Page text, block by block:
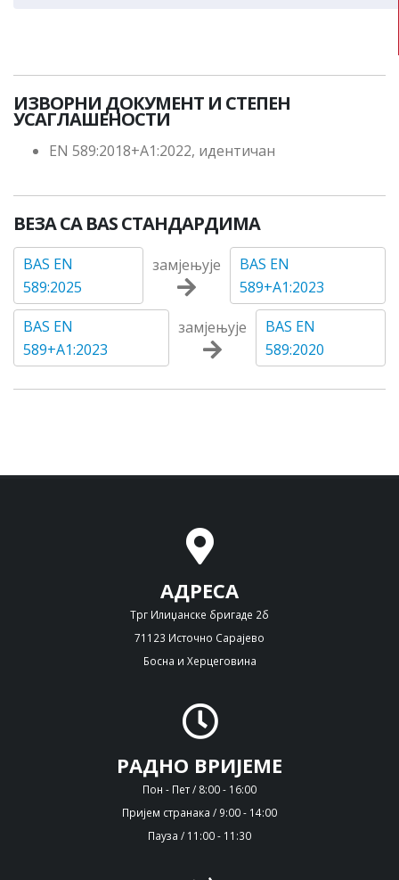
ИЗВОРНИ ДОКУМЕНТ И СТЕПЕН
УСАГЛАШЕНОСТИ
EN 589:2018+A1:2022, идентичан
ВЕЗА СА BAS СТАНДАРДИМА
BAS EN
589:2025
замјењује
BAS EN
589+A1:2023
BAS EN
589+A1:2023
замјењује
BAS EN
589:2020
АДРЕСА
Трг Илиџанске бригаде 2б
71123 Источно Сарајево
Босна и Херцеговина
РАДНО ВРИЈЕМЕ
Пон - Пет / 8:00 - 16:00
Пријем странака / 9:00 - 14:00
Пауза / 11:00 - 11:30